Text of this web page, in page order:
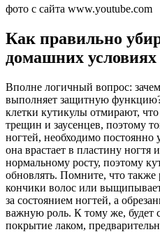
фото с сайта www.youtube.com
Как правильно
домашних условиях
Вполне логичный вопрос:
выполняет защитную
клетки кутикулы отмирают,
трещин и заусенцев, поэтому
ногтей, необходимо постоянно
она врастает в пластину
нормальному росту, поэтому
обновлять. Помните, что также
кончики волос или
за состоянием ногтей, а
важную роль. К тому же, будет
покрытие лаком,